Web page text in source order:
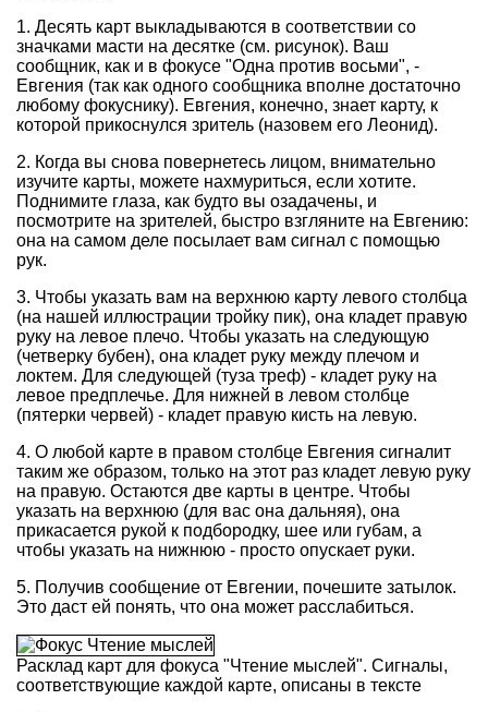
1. Десять карт выкладываются в соответствии со
значками масти на десятке (см. рисунок). Ваш
сообщник, как и в фокусе "Одна против восьми", -
Евгения (так как одного сообщника вполне достаточно
любому фокуснику). Евгения, конечно, знает карту, к
которой прикоснулся зритель (назовем его Леонид).
2. Когда вы снова повернетесь лицом, внимательно
изучите карты, можете нахмуриться, если хотите.
Поднимите глаза, как будто вы озадачены, и
посмотрите на зрителей, быстро взгляните на Евгению:
она на самом деле посылает вам сигнал с помощью
рук.
3. Чтобы указать вам на верхнюю карту левого столбца
(на нашей иллюстрации тройку пик), она кладет правую
руку на левое плечо. Чтобы указать на следующую
(четверку бубен), она кладет руку между плечом и
локтем. Для следующей (туза треф) - кладет руку на
левое предплечье. Для нижней в левом столбце
(пятерки червей) - кладет правую кисть на левую.
4. О любой карте в правом столбце Евгения сигналит
таким же образом, только на этот раз кладет левую руку
на правую. Остаются две карты в центре. Чтобы
указать на верхнюю (для вас она дальняя), она
прикасается рукой к подбородку, шее или губам, а
чтобы указать на нижнюю - просто опускает руки.
5. Получив сообщение от Евгении, почешите затылок.
Это даст ей понять, что она может расслабиться.
Расклад карт для фокуса "Чтение мыслей". Сигналы,
соответствующие каждой карте, описаны в тексте